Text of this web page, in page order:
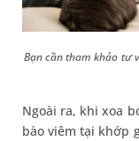
Bạn cần tham khảo tư
Ngoài ra, khi xoa
bào viêm tại khớp